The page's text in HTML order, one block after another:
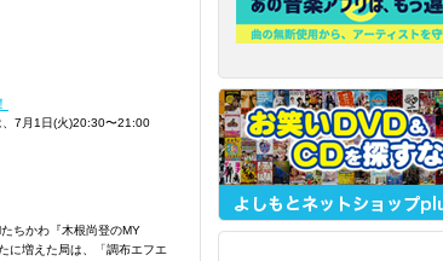
、7月1日(火)20:30〜21:00
ちかわ『木根尚登のMY
に増えた局は、「調布エフエ